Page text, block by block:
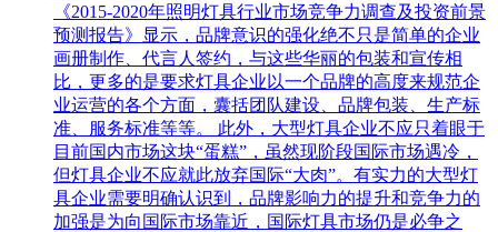
《2015-2020年照明灯具行业市场竞争力调查及投资前景
预测报告》显示，品牌意识的强化绝不只是简单的企业
画册制作、代言人签约，与这些华丽的包装和宣传相
比，更多的是要求灯具企业以一个品牌的高度来规范企
业运营的各个方面，囊括团队建设、品牌包装、生产标
准、服务标准等等。 此外，大型灯具企业不应只着眼于
目前国内市场这块“蛋糕”，虽然现阶段国际市场遇冷，
但灯具企业不应就此放弃国际“大肉”。有实力的大型灯
具企业需要明确认识到，品牌影响力的提升和竞争力的
加强是为向国际市场靠近，国际灯具市场仍是必争之